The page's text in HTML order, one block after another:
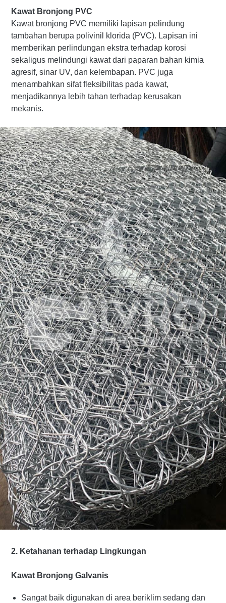
Kawat Bronjong PVC
Kawat bronjong PVC memiliki lapisan pelindung
tambahan berupa polivinil klorida (PVC). Lapisan ini
memberikan perlindungan ekstra terhadap korosi
sekaligus melindungi kawat dari paparan bahan kimia
agresif, sinar UV, dan kelembapan. PVC juga
menambahkan sifat fleksibilitas pada kawat,
menjadikannya lebih tahan terhadap kerusakan
mekanis.
2. Ketahanan terhadap Lingkungan
Kawat Bronjong Galvanis
Sangat baik digunakan di area beriklim sedang dan